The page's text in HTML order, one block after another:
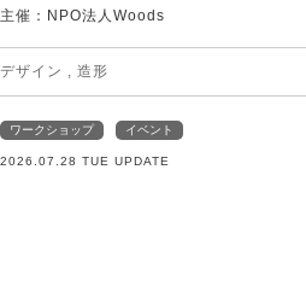
主催：NPO法人Woods
デザイン , 造形
ワークショップ イベント
2026.07.28 TUE UPDATE